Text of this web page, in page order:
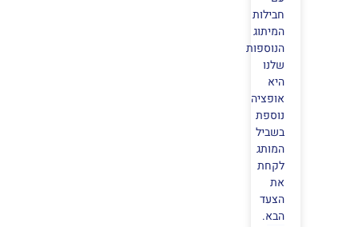
חבילות
המיתוג
הנוספות
שלנו
היא
אופציה
נוספת
בשביל
המותג
לקחת
את
הצעד
הבא.